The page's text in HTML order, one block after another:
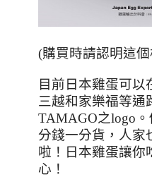
(購買時請認明這
目前日本雞蛋可以
三越和家樂福等通
TAMAGO之logo
分錢一分貨，人家
啦！日本雞蛋讓你
心！